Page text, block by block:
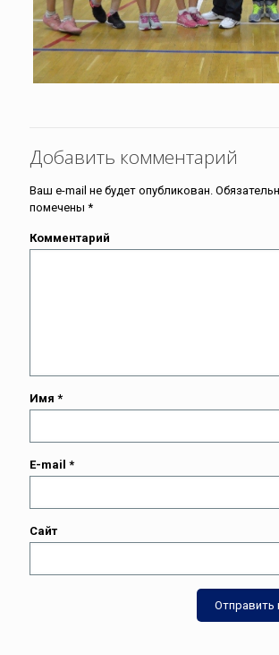
Добавить комментарий
Ваш e-mail не будет опубликован.
помечены *
Комментарий
Имя *
E-mail *
Сайт